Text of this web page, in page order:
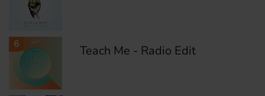
6 Teach Me - Radio Edit